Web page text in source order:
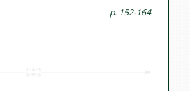
p. 152-164